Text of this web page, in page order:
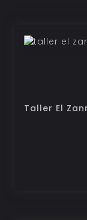
Taller El